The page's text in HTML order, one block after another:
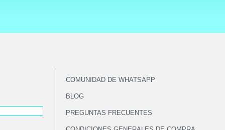
COMUNIDAD DE WHATSAPP
BLOG
PREGUNTAS FRECUENTES